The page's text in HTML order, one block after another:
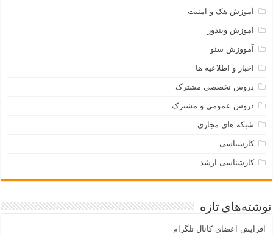
آموزش هک و امنیت
آموزش ویندوز
آمووزش سئو
اخبار و اطلاعیه ها
دروس تخصصی مشترک
دروس عمومی و مشترک
شبکه های مجازی
کارشناسی
کارشناسی ارشد
نوشته‌های تازه
افزایش اعضای کانال تلگرام